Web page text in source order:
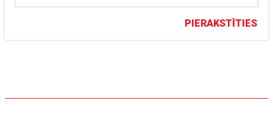
PIERAKSTĪTIES